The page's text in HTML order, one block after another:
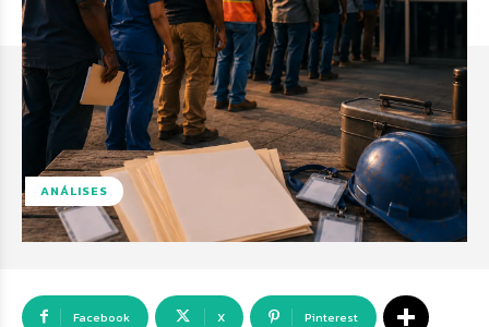
ANÁLISES
Facebook X Pinterest